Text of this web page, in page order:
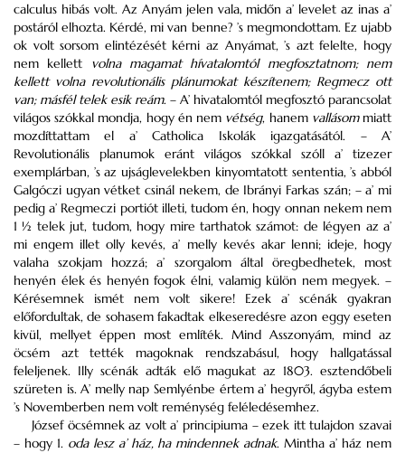
calculus hibás volt. Az Anyám jelen vala, midőn a’ levelet az inas a’
postáról elhozta. Kérdé, mi van benne? ’s megmondottam. Ez ujabb
ok volt sorsom elintézését kérni az Anyámat, ’s azt felelte, hogy
nem kellett volna magamat hívatalomtól megfosztatnom; nem
kellett volna revolutionális plánumokat készítenem; Regmecz ott
van; másfél telek esik reám. – A’ hivatalomtól megfosztó parancsolat
világos szókkal mondja, hogy én nem vétség, hanem vallásommiatt
mozdíttattam el a’ Catholica Iskolák igazgatásától. – A’
Revolutionális planumok eránt világos szókkal szóll a’ tizezer
exemplárban, ’s az ujságlevelekben kinyomtatott sententia, ’s abból
Galgóczi ugyan vétket csinál nekem, de Ibrányi Farkas szán; – a’ mi
pedig a’ Regmeczi portiót illeti, tudom én, hogy onnan nekem nem
1 ½ telek jut, tudom, hogy mire tarthatok számot: de légyen az a’
mi engem illet olly kevés, a’ melly kevés akar lenni; ideje, hogy
valaha szokjam hozzá; a’ szorgalom által öregbedhetek, most
henyén élek és henyén fogok élni, valamig külön nem megyek. –
Kérésemnek ismét nem volt sikere! Ezek a’ scénák gyakran
előfordultak, de sohasem fakadtak elkeseredésre azon eggy eseten
kivül, mellyet éppen most említék. Mind Asszonyám, mind az
öcsém azt tették magoknak rendszabásul, hogy hallgatással
feleljenek. Illy scénák adták elő magukat az 1803. esztendőbeli
szüreten is. A’ melly nap Semlyénbe értem a’ hegyről, ágyba estem
’s Novemberben nem volt reménység feléledésemhez.
József öcsémnek az volt a’ principiuma – ezek itt tulajdon szavai
– hogy 1. oda lesz a’ ház, ha mindennek adnak. Mintha a’ ház nem